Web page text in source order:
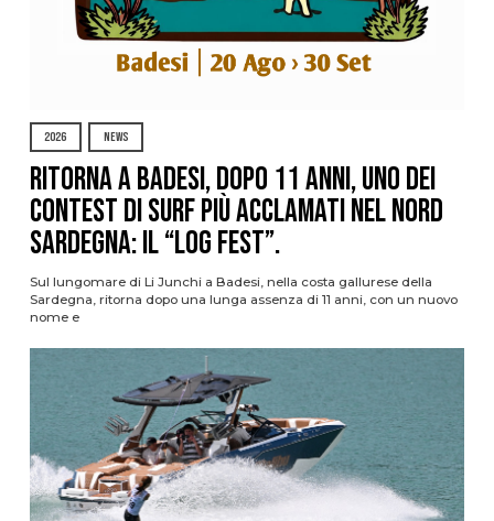
2026 NEWS
Ritorna a Badesi, dopo 11 anni, uno dei
contest di surf più acclamati nel nord
Sardegna: il “Log Fest”.
Sul lungomare di Li Junchi a Badesi, nella costa gallurese della
Sardegna, ritorna dopo una lunga assenza di 11 anni, con un nuovo
nome e